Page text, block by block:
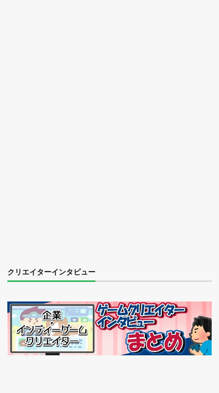
クリエイターインタビュー